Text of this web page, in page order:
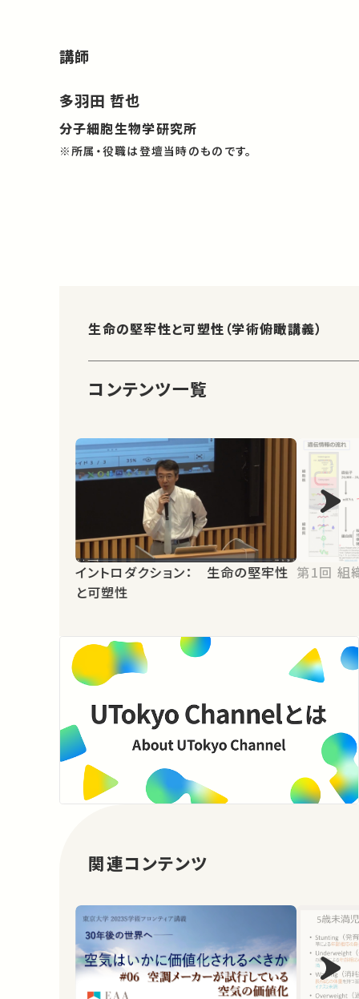
講師
多羽田 哲也
分子細胞生物学研究所
※所属・役職は登壇当時のものです。
生命の堅牢性と可塑性（学術俯瞰講義）
コンテンツ一覧
イントロダクション： 生命の堅牢性
と可塑性
第1
関連コンテンツ